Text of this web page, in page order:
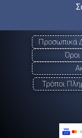
Προσωπικά
Τρόποι